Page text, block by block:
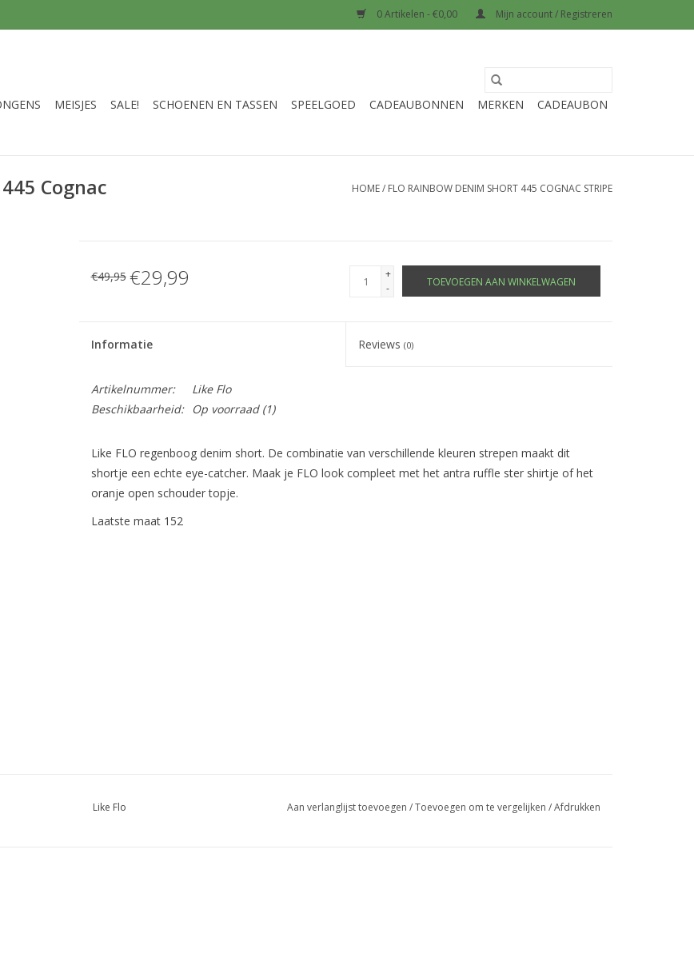
0 Artikelen - €0,00 Mijn account / Registreren
MEISJES SALE! SCHOENEN EN TASSEN SPEELGOED CADEAUBONNEN MERKEN CADEAUBON
Cognac
HOME/ FLO RAINBOW DENIM SHORT 445 COGNAC STRIPE
€49,95 €29,99
+
-
TOEVOEGEN AAN WINKELWAGEN
Informatie Reviews(0)
Artikelnummer:
Like Flo
Beschikbaarheid:
Op voorraad(1)
Like FLO regenboog denim short. De combinatie van verschillende kleuren strepen maakt dit
shortje een echte eye-catcher. Maak je FLO look compleet met het antra ruffle ster shirtje of het
oranje open schouder topje.
Laatste maat 152
Like Flo Aan verlanglijst toevoegen /Toevoegen om te vergelijken /Afdrukken